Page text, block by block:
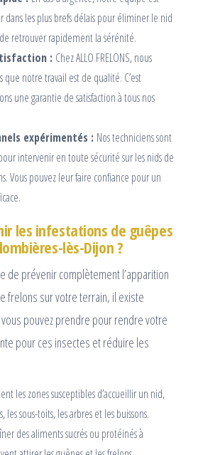
dans les plus brefs délais pour éliminer le nid
retrouver rapidement la sérénité.
: Chez ALLO FRELONS, nous
que notre travail est de qualité. C’est
une garantie de satisfaction à tous nos
expérimentés : Nos techniciens sont
intervenir en toute sécurité sur les nids de
Vous pouvez leur faire confiance pour un
les infestations de guêpes
lès-Dijon ?
de prévenir complètement l’apparition
frelons sur votre terrain, il existe
pouvez prendre pour rendre votre
pour ces insectes et réduire les
les zones susceptibles d’accueillir un nid,
les sous-toits, les arbres et les buissons.
des aliments sucrés ou protéinés à